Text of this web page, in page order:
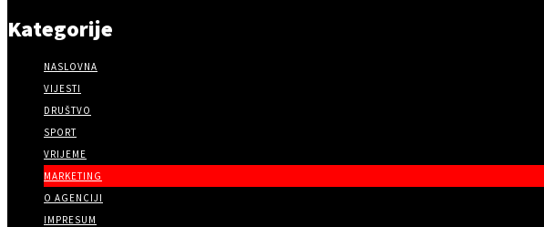
Kategorije
NASLOVNA
VIJESTI
DRUŠTVO
SPORT
VRIJEME
MARKETING
O AGENCIJI
IMPRESUM